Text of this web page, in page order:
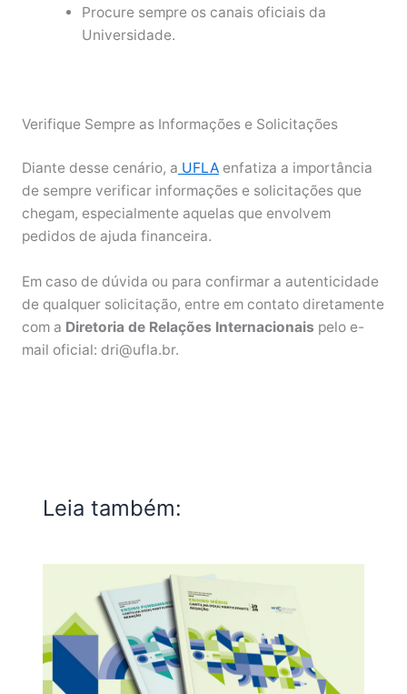
Procure sempre os canais oficiais da
Universidade.
Verifique Sempre as Informações e Solicitações
Diante desse cenário, a UFLAenfatiza a importância
de sempre verificar informações e solicitações que
chegam, especialmente aquelas que envolvem
pedidos de ajuda financeira.
Em caso de dúvida ou para confirmar a autenticidade
de qualquer solicitação, entre em contato diretamente
com a Diretoria de Relações Internacionais pelo e-
mail oficial: dri@ufla.br.
Leia também: